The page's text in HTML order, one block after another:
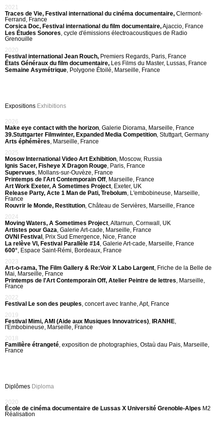
2021
Traces de Vie, Festival international du cinéma documentaire, Clermont-
Ferrand, France
Corsica Doc, Festival international du film documentaire,Ajaccio, France
Les Études Sonores, cycle d'émissions électroacoustiques de Radio
Grenouille
2020
Festival international Jean Rouch, Premiers Regards, Paris, France
États Généraux du film documentaire, Les Films du Master, Lussas, France
Semaine Asymétrique, Polygone Étoilé, Marseille, France
Expositions Exhibitions
2026
Make eye contact with the horizon, Galerie Diorama, Marseille, France
39.Stuttgarter Filmwinter, Expanded Media Competition, Stuttgart, Germany
Arts éphémères, Marseille, France
2025
Mosow International Video Art Exhibition, Moscow, Russia
Ignis Sacer, Fisheye X Dragon Rouge, Paris, France
Supervues, Mollans-sur-Ouvèze, France
Printemps de l'Art Contemporain Off, Marseille, France
Art Work Exeter, A Sometimes Project, Exeter, UK
Release Party, Acte 1 Man de Pati, Trebolum, L'embobineuse, Marseille,
France
Rouvrir le Monde, Restitution, Château de Servières, Marseille, France
2024
Moving Waters, A Sometimes Project, Altarnun, Cornwall, UK
Artistes pour Gaza, Galerie Art-cade, Marseille, France
OVNI Festival , Prix Sud Emergence, Nice, France
La relève VI, Festival Parallèle #14, Galerie Art-cade, Marseille, France
600°, Espace Saint-Rémi, Bordeaux, France
2023
Art-o-rama, The Film Gallery & Re:Voir X Labo Largent, Friche de la Belle de
Mai, Marseille, France
Printemps de l'Art Contemporain Off, Atelier Peintre de lettres, Marseille,
France
2022
Festival Le son des peuples, concert avec Iranhe, Apt, France
2019
Festival Mimi, AMI (Aide aux Musiques Innovatrices), IRANHE,
l'Embobineuse, Marseille, France
2018
Familière étrangeté, exposition de photographies, Ostaù dau Pais, Marseille,
France
Diplômes Diploma
2020
École de cinéma documentaire de Lussas X Université Grenoble-Alpes M2
Réalisation